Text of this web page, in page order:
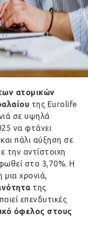
ατομικών
της Eurolife
σε υψηλά
να φτάνει
πάλι αύξηση σε
την αντίστοιχη
στο 3,70%. Η
χρονιά,
της
επενδυτικές
όφελος στους